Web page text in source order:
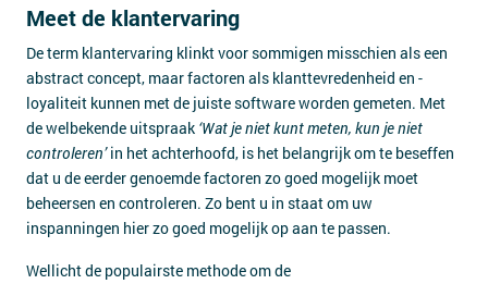
Meet de klantervaring
De term klantervaring klinkt voor sommigen misschien als een
abstract concept, maar factoren als klanttevredenheid en -
loyaliteit kunnen met de juiste software worden gemeten. Met
de welbekende uitspraak ‘Wat je niet kunt meten, kun je niet
controleren’in het achterhoofd, is het belangrijk om te beseffen
dat u de eerder genoemde factoren zo goed mogelijk moet
beheersen en controleren. Zo bent u in staat om uw
inspanningen hier zo goed mogelijk op aan te passen.
Wellicht de populairste methode om de